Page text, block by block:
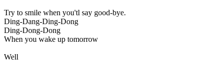
Try to smile when you'tl say good-bye.
Ding-Dang-Ding-Dong
Ding-Dong-Dong
When you wake up tomorrow
Well